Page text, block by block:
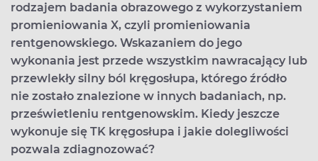
rodzajem badania obrazowego z wykorzystaniem
promieniowania X, czyli promieniowania
rentgenowskiego. Wskazaniem do jego
wykonania jest przede wszystkim nawracający lub
przewlekły silny ból kręgosłupa, którego źródło
nie zostało znalezione w innych badaniach, np.
prześwietleniu rentgenowskim. Kiedy jeszcze
wykonuje się TK kręgosłupa i jakie dolegliwości
pozwala zdiagnozować?